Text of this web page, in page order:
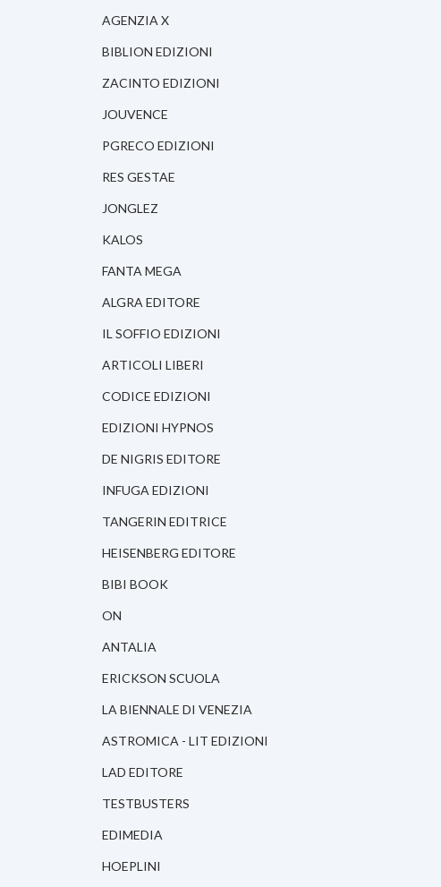
AGENZIA X
BIBLION EDIZIONI
ZACINTO EDIZIONI
JOUVENCE
PGRECO EDIZIONI
RES GESTAE
JONGLEZ
KALOS
FANTA MEGA
ALGRA EDITORE
IL SOFFIO EDIZIONI
ARTICOLI LIBERI
CODICE EDIZIONI
EDIZIONI HYPNOS
DE NIGRIS EDITORE
INFUGA EDIZIONI
TANGERIN EDITRICE
HEISENBERG EDITORE
BIBI BOOK
ON
ANTALIA
ERICKSON SCUOLA
LA BIENNALE DI VENEZIA
ASTROMICA - LIT EDIZIONI
LAD EDITORE
TESTBUSTERS
EDIMEDIA
HOEPLINI